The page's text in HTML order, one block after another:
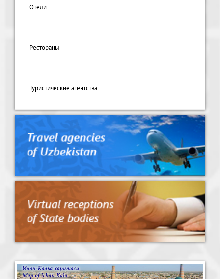
Отели
Рестораны
Туристические агентства